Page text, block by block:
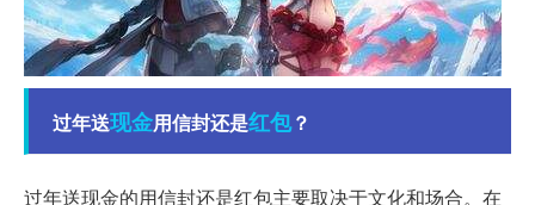
过年送现金用信封还是红包？
过年送现金的用信封还是红包主要取决于文化和场合。在